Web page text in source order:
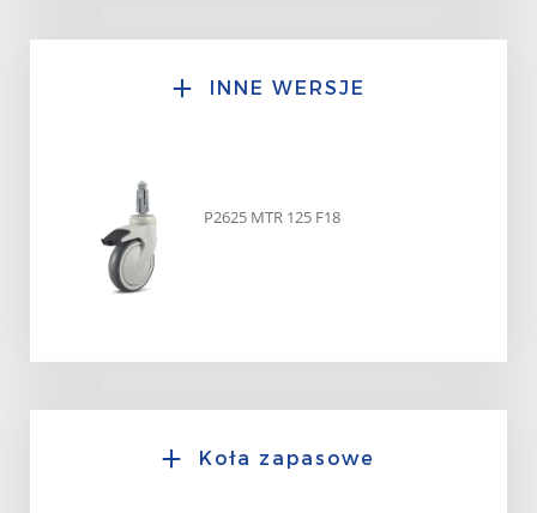
INNE WERSJE
P2625 MTR 125 F18
Koła zapasowe